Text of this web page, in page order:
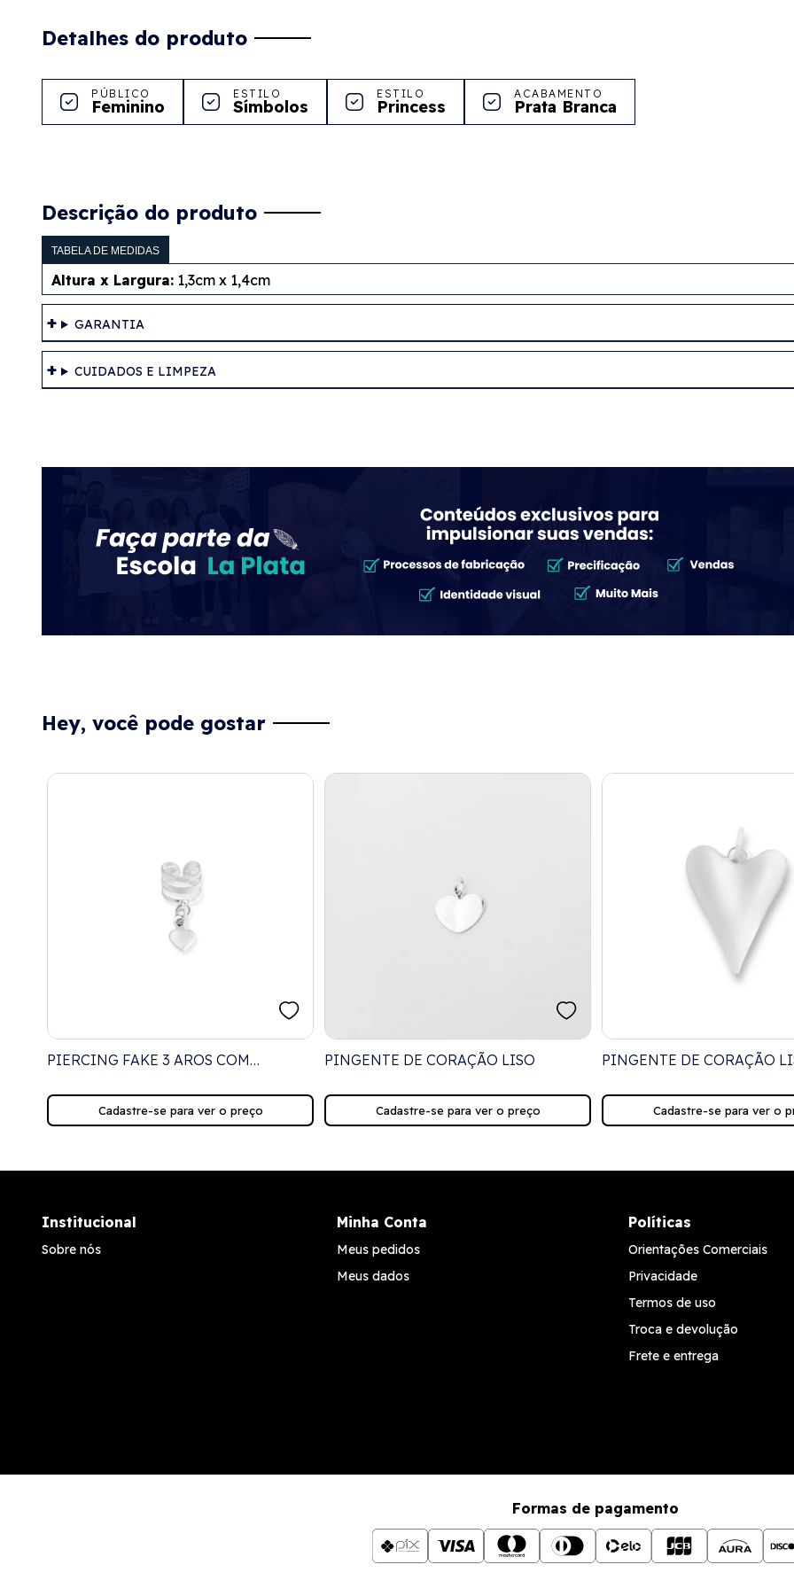
Detalhes do produto
PÚBLICO
Feminino
ESTILO
Símbolos
ESTILO
Princess
ACABAMENTO
Prata Branca
Descrição do produto
TABELA DE MEDIDAS
Altura x Largura: 1,3cm x 1,4cm
GARANTIA
CUIDADOS E LIMPEZA
Hey, você pode gostar
PIERCING FAKE 3 AROS COM
Cadastre-se para ver o preço
PINGENTE DE CORAÇÃO LISO
Cadastre-se para ver o preço
PINGENTE DE CORAÇÃO
Cadastre-se para ver o
Institucional
Sobre nós
Minha Conta
Meus pedidos
Meus dados
Políticas
Orientações Comerciais
Privacidade
Termos de uso
Troca e devolução
Frete e entrega
Formas de pagamento